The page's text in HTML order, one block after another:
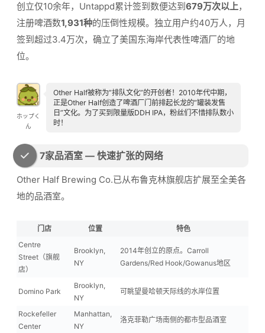
创立仅10余年，Untappd累计签到数便达到679万次以上，
注册啤酒数1,931种的压倒性规模。独立用户约40万人，月
签到超过3.4万次，确立了美国东海岸代表性啤酒厂的地
位。
ホップく
ん
Other Half被称为”排队文化”的开创者！2010年代中期，
正是Other Half创造了啤酒厂门前排起长龙的”罐装发售
日”文化。为了买到限量版DDH IPA，粉丝们不惜排队数小
时！
7家品酒室 — 快速扩张的网络
Other Half Brewing Co.已从布鲁克林旗舰店扩展至全美各
地的品酒室。
门店 位置
特色
Centre
Street（旗舰
店）
Brooklyn,
NY
2014年创立的原点。Carroll
Gardens/Red Hook/Gowanus地区
Domino Park
Brooklyn,
NY
可眺望曼哈顿天际线的水岸位置
Rockefeller
Center
Manhattan,
NY
洛克菲勒广场南侧的都市型品酒室